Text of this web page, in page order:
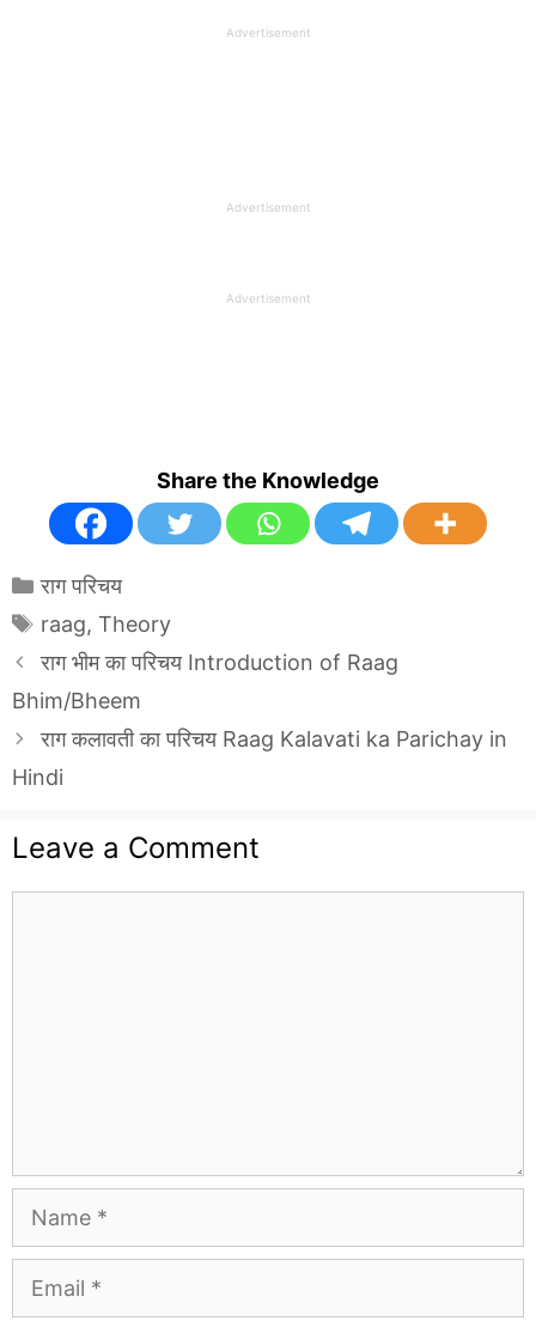
Advertisement
Advertisement
Advertisement
Share the Knowledge
Categories
राग परिचय
Tags
raag, Theory
राग भीम का परिचय Introduction of Raag
Bhim/Bheem
राग कलावती का परिचय Raag Kalavati ka Parichay in
Hindi
Leave a Comment
Name
Email